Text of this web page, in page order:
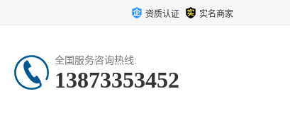
资质认证 实名商家
全国服务咨询热线:
13873353452